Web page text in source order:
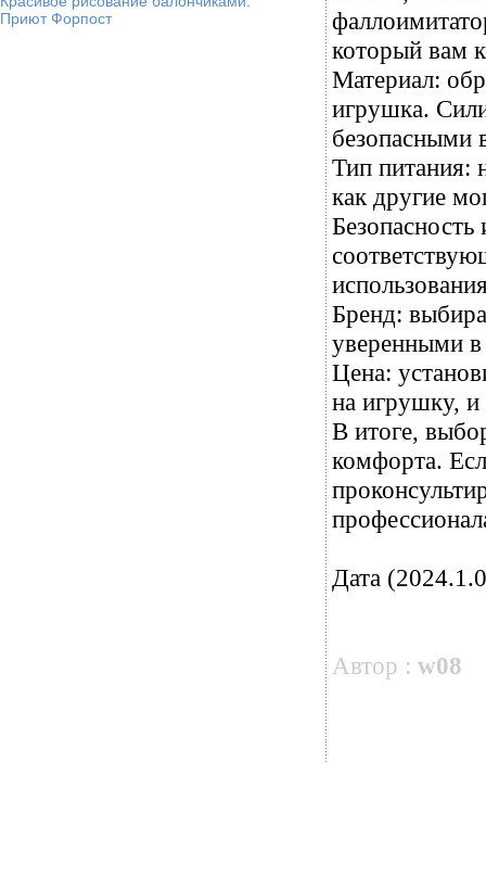
Приют Форпост
который вам
Материал:
игрушка.
безопасными
Тип питания:
как другие
Бренд:
уверенными в
Цена:
на игрушку,
В итоге,
комфорта.
Дата
Автор : w08